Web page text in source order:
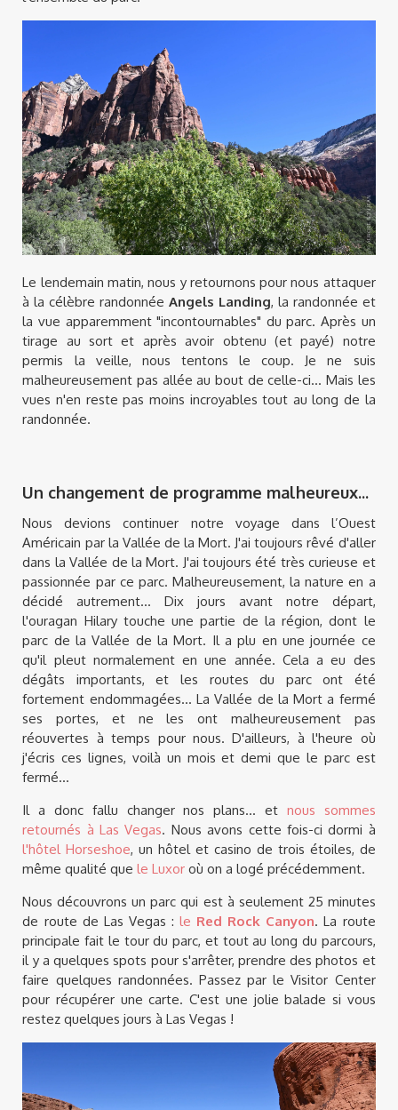
Le lendemain matin, nous y retournons pour nous attaquer
à la célèbre randonnée Angels Landing, la randonnée et
la vue apparemment "incontournables" du parc. Après un
tirage au sort et après avoir obtenu (et payé) notre
permis la veille, nous tentons le coup. Je ne suis
malheureusement pas allée au bout de celle-ci... Mais les
vues n'en reste pas moins incroyables tout au long de la
randonnée.
Un changement de programme malheureux...
Nous devions continuer notre voyage dans l’Ouest
Américain par la Vallée de la Mort. J'ai toujours rêvé d'aller
dans la Vallée de la Mort. J'ai toujours été très curieuse et
passionnée par ce parc. Malheureusement, la nature en a
décidé autrement... Dix jours avant notre départ,
l'ouragan Hilary touche une partie de la région, dont le
parc de la Vallée de la Mort. Il a plu en une journée ce
qu'il pleut normalement en une année. Cela a eu des
dégâts importants, et les routes du parc ont été
fortement endommagées... La Vallée de la Mort a fermé
ses portes, et ne les ont malheureusement pas
réouvertes à temps pour nous. D'ailleurs, à l'heure où
j'écris ces lignes, voilà un mois et demi que le parc est
fermé...
Il a donc fallu changer nos plans... et nous sommes
retournés à Las Vegas. Nous avons cette fois-ci dormi à
l'hôtel Horseshoe, un hôtel et casino de trois étoiles, de
même qualité quele Luxor où on a logé précédemment.
Nous découvrons un parc qui est à seulement 25 minutes
de route de Las Vegas :le Red Rock Canyon. La route
principale fait le tour du parc, et tout au long du parcours,
il y a quelques spots pour s'arrêter, prendre des photos et
faire quelques randonnées. Passez par le Visitor Center
pour récupérer une carte. C'est une jolie balade si vous
restez quelques jours à Las Vegas !